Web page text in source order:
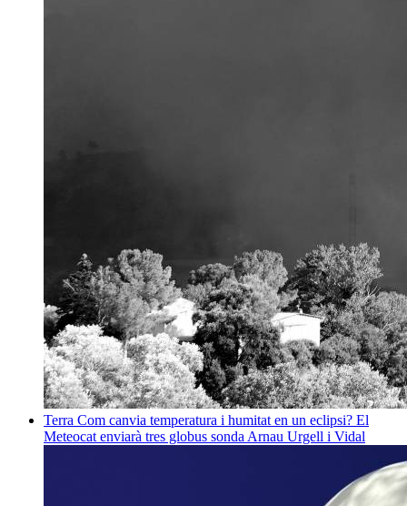
Terra Com canvia temperatura i humitat en un eclipsi? El
Meteocat enviarà tres globus sonda Arnau Urgell i Vidal